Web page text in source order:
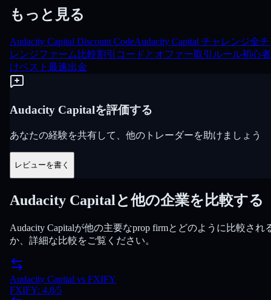
もっと見る
Audacity Capital Discount CodeAudacity Capital チャレンジ全チ
レンジファーム比較割引コードとオファー取引ルール初心
けベスト 最速出金
Audacity Capitalを評価する
あなたの経験を共有して、他のトレーダーを助けましょう
レビューを書く
Audacity Capitalと他の企業を比較する
Audacity Capitalが他の主要なprop firmとどのように比較され
か、詳細な比較をご覧ください。
Audacity Capital vs FXIFY
FXIFY: 4.8/5